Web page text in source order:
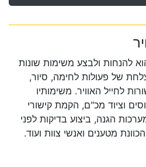
להנחות ולבצע משימות שונות
של פעולות לחימה, סיור,
לחייל האוויר. משימותיו
וציוד מכ"ם, הקמת קישורי
הגנה, ביצוע בדיקות לפני
מטענים ואנשי צוות ועוד.